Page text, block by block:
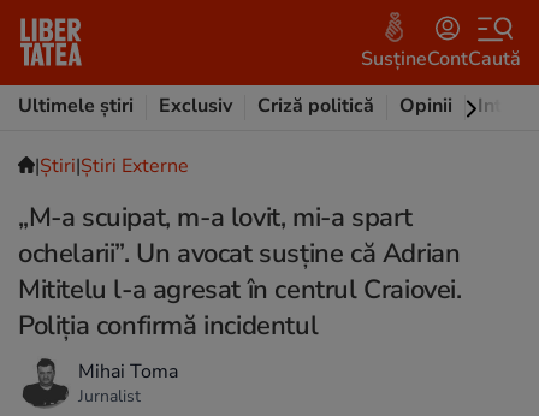
SusțineContCaută
Ultimele știri
Exclusiv Criză politică Opinii
|Ştiri|Știri Externe
„M-a scuipat, m-a lovit, mi-a spart
ochelarii”. Un avocat susține că Adrian
Mititelu l-a agresat în centrul Craiovei.
Poliția confirmă incidentul
Mihai Toma
Jurnalist